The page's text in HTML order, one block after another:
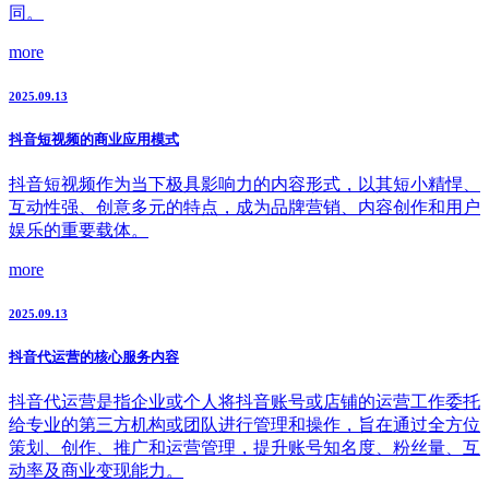
同。
more
2025.09.13
抖音短视频的商业应用模式
抖音短视频作为当下极具影响力的内容形式，以其短小精悍、
互动性强、创意多元的特点，成为品牌营销、内容创作和用户
娱乐的重要载体。
more
2025.09.13
抖音代运营的核心服务内容
抖音代运营是指企业或个人将抖音账号或店铺的运营工作委托
给专业的第三方机构或团队进行管理和操作，旨在通过全方位
策划、创作、推广和运营管理，提升账号知名度、粉丝量、互
动率及商业变现能力。